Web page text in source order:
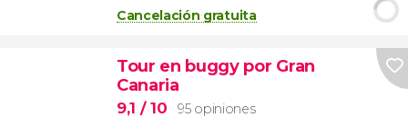
Cancelación gratuita
Tour en buggy por Gran
Canaria
9,1 / 10 95 opiniones